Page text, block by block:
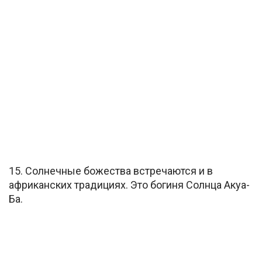
15. Солнечные божества встречаются и в
африканских традициях. Это богиня Солнца Акуа-
Ба.